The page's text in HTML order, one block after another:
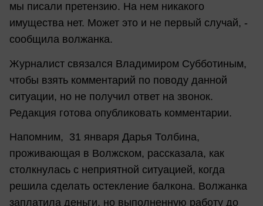
мы писали претензию. На нем никакого
имущества нет. Может это и не первый случай, -
сообщила волжанка.
Журналист связался Владимиром Субботиным,
чтобы взять комментарий по поводу данной
ситуации, но не получил ответ на звонок.
Редакция готова опубликовать комментарии.
Напомним, 31 января Дарья Толбина,
проживающая в Волжском, рассказала, как
столкнулась с неприятной ситуацией, когда
решила сделать остекление балкона. Волжанка
заплатила деньги, но выполненную работу до